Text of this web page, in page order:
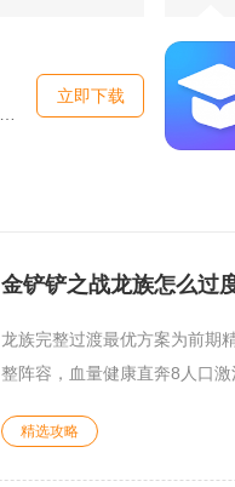
在工作快App中，用户可以体验到最直观、最便捷的工作管理服务...
立即下载
金铲铲之战龙族怎么过
龙族完整过渡最优方案为前期
整阵容，血量健康直奔8人口激
精选攻略